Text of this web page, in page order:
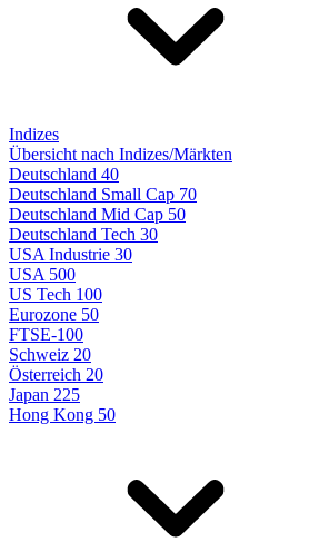
Indizes
Übersicht nach Indizes/Märkten
Deutschland 40
Deutschland Small Cap 70
Deutschland Mid Cap 50
Deutschland Tech 30
USA Industrie 30
USA 500
US Tech 100
Eurozone 50
FTSE-100
Schweiz 20
Österreich 20
Japan 225
Hong Kong 50